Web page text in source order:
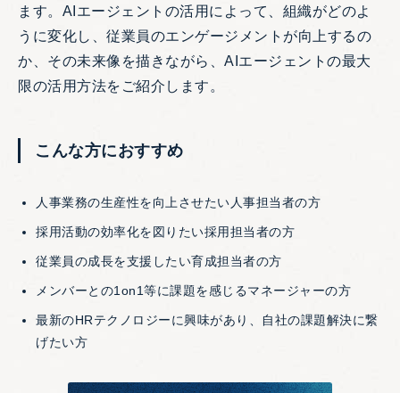
ます。AIエージェントの活用によって、組織がどのよ
うに変化し、従業員のエンゲージメントが向上するの
か、その未来像を描きながら、AIエージェントの最大
限の活用方法をご紹介します。
こんな方におすすめ
人事業務の生産性を向上させたい人事担当者の方
採用活動の効率化を図りたい採用担当者の方
従業員の成長を支援したい育成担当者の方
メンバーとの1on1等に課題を感じるマネージャーの方
最新のHRテクノロジーに興味があり、自社の課題解決に繋
げたい方